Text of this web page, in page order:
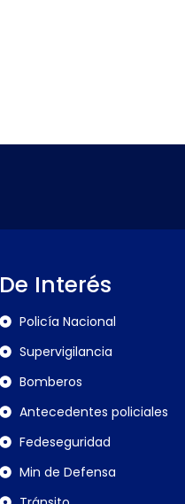
De Interés
Policía Nacional
Supervigilancia
Bomberos
Antecedentes policiales
Fedeseguridad
Min de Defensa